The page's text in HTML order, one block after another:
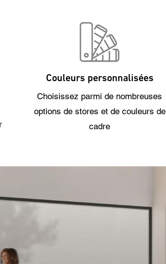
Couleurs personnalisées
Choisissez parmi de nombreuses
options de stores et de couleurs de
cadre